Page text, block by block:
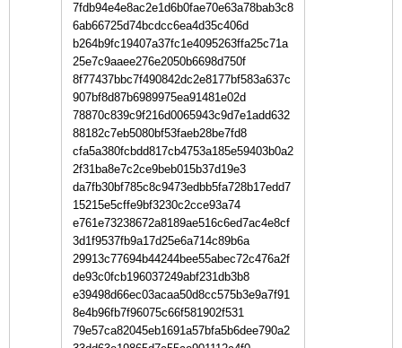
7fdb94e4e8ac2e1d6b0fae70e63a78bab3c8
6ab66725d74bcdcc6ea4d35c406d
b264b9fc19407a37fc1e4095263ffa25c71a
25e7c9aaee276e2050b6698d750f
8f77437bbc7f490842dc2e8177bf583a637c
907bf8d87b6989975ea91481e02d
78870c839c9f216d0065943c9d7e1add632
88182c7eb5080bf53faeb28be7fd8
cfa5a380fcbdd817cb4753a185e59403b0a2
2f31ba8e7c2ce9beb015b37d19e3
da7fb30bf785c8c9473edbb5fa728b17edd7
15215e5cffe9bf3230c2cce93a74
e761e73238672a8189ae516c6ed7ac4e8cf
3d1f9537fb9a17d25e6a714c89b6a
29913c77694b44244bee55abec72c476a2f
de93c0fcb196037249abf231db3b8
e39498d66ec03acaa50d8cc575b3e9a7f91
8e4b96fb7f96075c66f581902f531
79e57ca82045eb1691a57bfa5b6dee790a2